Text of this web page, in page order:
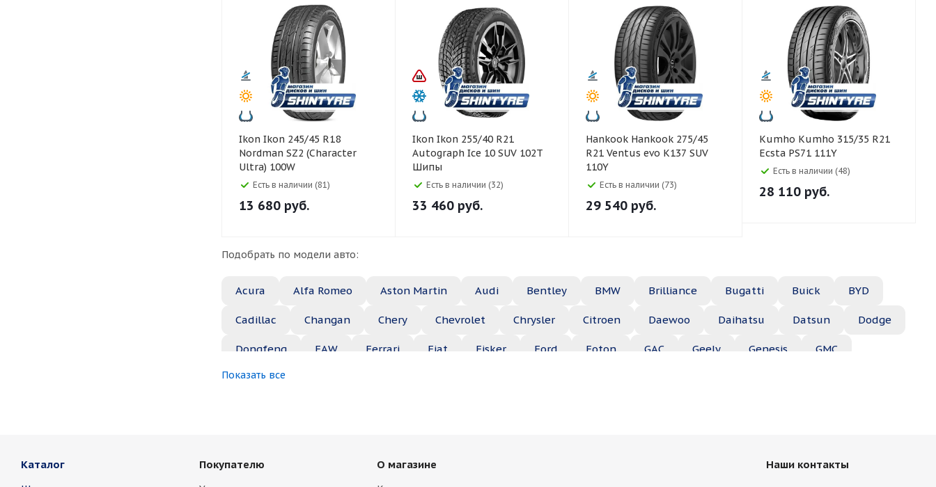
Ikon Ikon 245/45 R18
Nordman SZ2 (Character
Ultra) 100W
Есть в наличии (81)
13 680 руб.
Ikon Ikon 255/40 R21
Autograph Ice 10 SUV 102T
Шипы
Есть в наличии (32)
33 460 руб.
Hankook Hankook 275/45
R21 Ventus evo K137 SUV
110Y
Есть в наличии (73)
29 540 руб.
Kumho Kumho 315/35 R21
Ecsta PS71 111Y
Есть в наличии (48)
28 110 руб.
Подобрать по модели авто:
Acura Alfa Romeo Aston Martin Audi Bentley BMW Brilliance Bugatti Buick BYD
Cadillac Changan Chery Chevrolet Chrysler Citroen Daewoo Daihatsu Datsun Dodge
Dongfeng FAW Ferrari Fiat Fisker Ford Foton GAC Geely Genesis GMC
Great Wall
Nissan Opel Peugeot Renault Rolls-Royce
Показать все
Каталог Покупателю О магазине Наши контакты